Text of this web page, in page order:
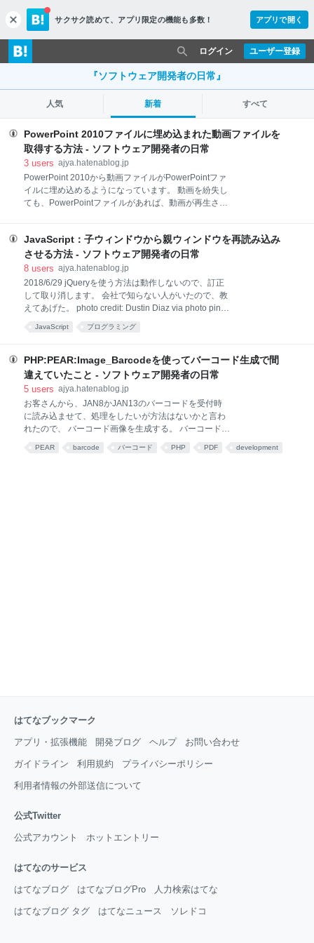
c
l
o
s
サクサク読めて、 アプリ限定の機能も多数！ アプリで開く
ユーザー登録
ログイン
『ソフトウェア開発者の日常』
人気 新着 すべて
PowerPoint 2010ファイルに埋め込まれた動画ファイルを
取得する方法 - ソフトウェア開発者の日常
3 users ajya.hatenablog.jp
PowerPoint 2010から動画ファイルがPowerPointファ
イルに埋め込めるようになっています。 動画を紛失し
ても、PowerPointファイルがあれば、動画が再生され
PowerPoint 2010から取り出すこともできます。 取り
出し方は、マイクロソフトのサイトにも書いてありま
すが、まず拡張子を.zipに変更します。 PowerPoint
2010 ファイルからファイルまたはオブジェクトを抽
出する - PowerPoint - Office.com 次に、zipファイルに
なっているので、解凍します。 最後に、pptフォルダ
ります。 ファイル名が連番になっているので、複数挿
JavaScript：子ウィンドウから親ウィンドウを再読み込み
させる方法 - ソフトウェア開発者の日常
8 users ajya.hatenablog.jp
2018/6/29 jQueryを使う方法は動作しないので、訂正
して取り消します。 会社で知らない人がいたので、教
えてあげた。 photo credit: Dustin Diaz via photo pin
cc ことの起こり Webの画面では、新規入力をしよう
とすると、別ウィンドウ＝子ウィンドウが開いて入力
みがある。 子ウィンドウが閉じるだけなら問題ない
が、一覧表があって、子ウィンドウが閉じたら、登録
された内容を反映したいときがある。 子ウィンドウが
window.opener.location.reload(); window.close(); とす
れば、 親ウィンドウは再読込みされて、子ウィンドウ
は閉じられる。 これで問題なければいいが、今回は親
ウィンドウ側に検索機能があって、POSTパラメータ
JavaScript プログラミング
PHP:PEAR:Image_Barcodeを使ってバーコード生成で間
違えていたこと - ソフトウェア開発者の日常
5 users ajya.hatenablog.jp
お客さんから、JAN8かJAN13のバーコードを受付時
に読み込ませて、処理をしたいが方法はないかと言わ
れたので、 バーコード画像を生成する。 バーコード画
して対象者に送る。 添付のPDFを印刷してもってきて
PEAR barcode バーコード PHP PDF development
はてなブックマーク
アプリ・拡張機能 開発ブログ ヘルプ お問い合わせ
ガイドライン 利用規約 プライバシーポリシー
利用者情報の外部送信について
公式Twitter
公式アカウント ホットエントリー
はてなのサービス
はてなブログ はてなブログPro 人力検索はてな
はてなブログ タグ はてなニュース ソレドコ